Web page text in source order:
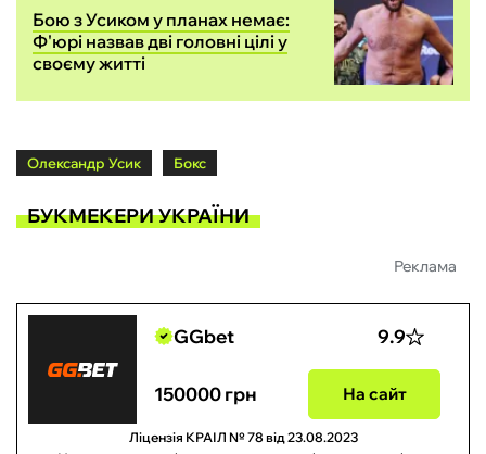
Бою з Усиком у планах немає:
Ф'юрі назвав дві головні цілі у
своєму житті
Олександр Усик Бокс
БУКМЕКЕРИ УКРАЇНИ
Реклама
GGbet 9.9
150000 грн На сайт
Ліцензія КРАІЛ № 78 від 23.08.2023